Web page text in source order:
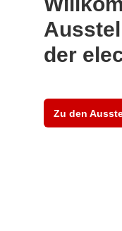
der
Zu den